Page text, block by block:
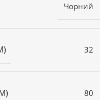
Чорний
32
80